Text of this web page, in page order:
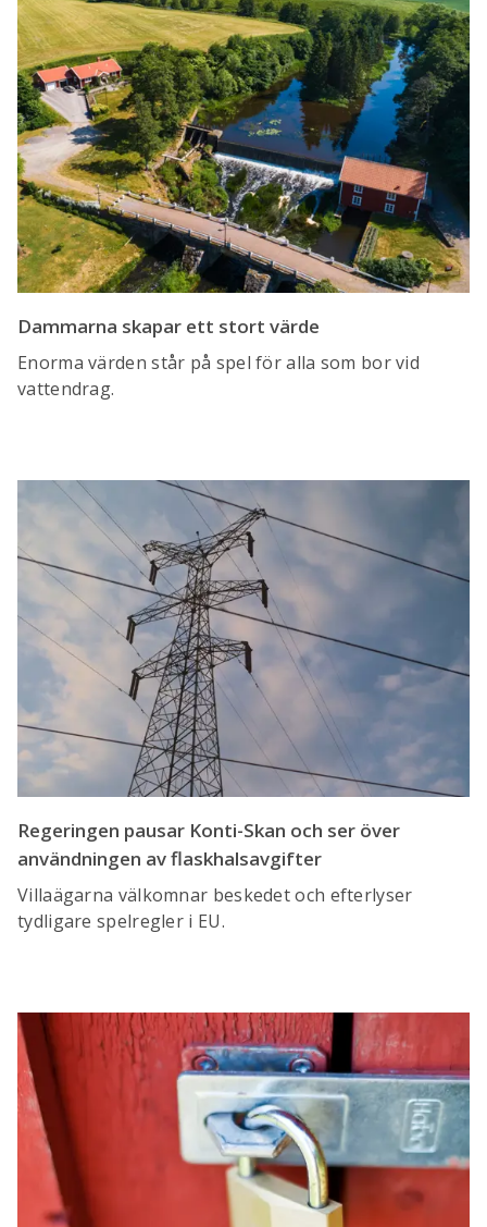
Dammarna skapar ett stort värde
Enorma värden står på spel för alla som bor vid
vattendrag.
Regeringen pausar Konti-Skan och ser över
användningen av flaskhalsavgifter
Villaägarna välkomnar beskedet och efterlyser
tydligare spelregler i EU.